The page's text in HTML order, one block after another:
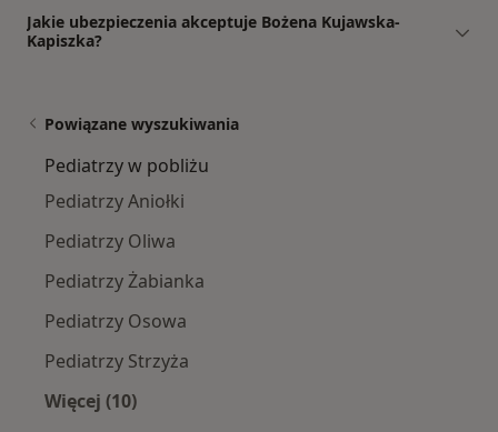
Jakie ubezpieczenia akceptuje Bożena Kujawska-
Kapiszka?
Powiązane wyszukiwania
Pediatrzy w pobliżu
Pediatrzy Aniołki
Pediatrzy Oliwa
Pediatrzy Żabianka
Pediatrzy Osowa
Pediatrzy Strzyża
Więcej (10)